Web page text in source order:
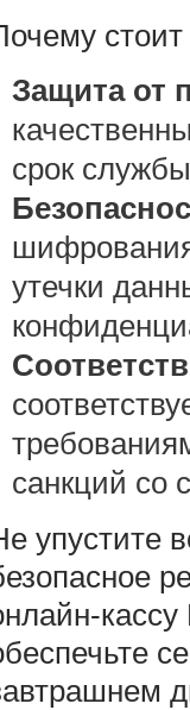
стоит
Защита от
срок
утечки
санкций со
упустите